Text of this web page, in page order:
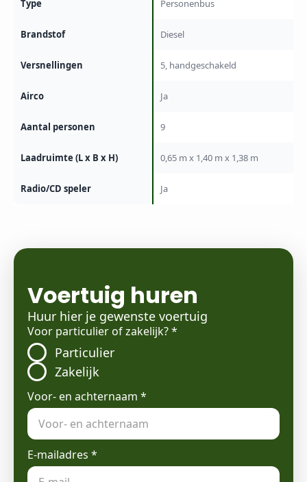
Type Personenbus
Brandstof Diesel
Versnellingen 5, handgeschakeld
Airco Ja
Aantal personen 9
Laadruimte (L x B x H) 0,65 m x 1,40 m x 1,38 m
Radio/CD speler Ja
Voertuig huren
Huur hier je gewenste voertuig
Voor particulier of zakelijk?*
Particulier
Zakelijk
Voor- en achternaam *
E-mailadres *